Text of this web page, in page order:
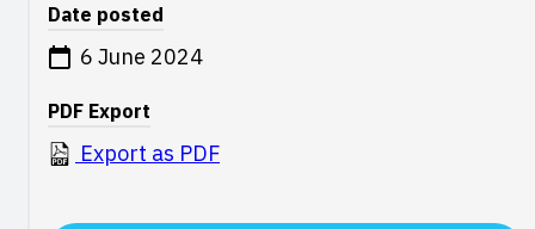
Date posted
6 June 2024
PDF Export
Export as PDF